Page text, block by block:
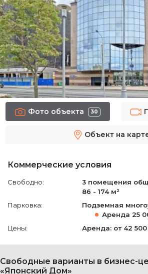
Фото объекта 30
Объект на
Коммерческие условия
Свободно: 3 помещения
86 - 174 м²
Парковка:
Подземная
Аренда 25
Цены:
Аренда: от 42
Свободные варианты в бизнес-
«Японский Дом»